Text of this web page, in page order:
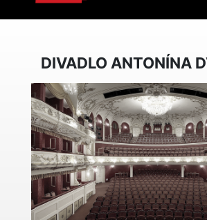
DIVADLO ANTONÍNA